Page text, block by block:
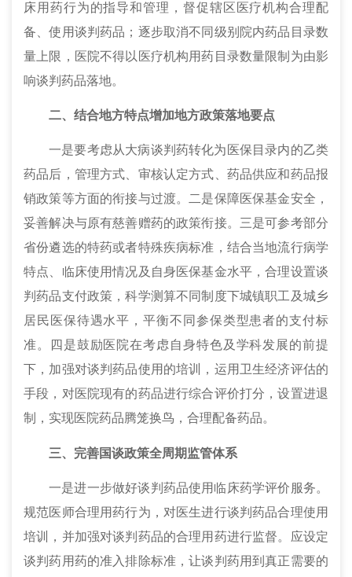
床用药行为的指导和管理，督促辖区医疗机构合理配
备、使用谈判药品；逐步取消不同级别院内药品目录数
量上限，医院不得以医疗机构用药目录数量限制为由影
响谈判药品落地。
二、 结合地方特点增加地方政策落地要点
一是要考虑从大病谈判药转化为医保目录内的乙类
药品后，管理方式、审核认定方式、药品供应和药品报
销政策等方面的衔接与过渡。二是保障医保基金安全，
妥善解决与原有慈善赠药的政策衔接。三是可参考部分
省份遴选的特药或者特殊疾病标准，结合当地流行病学
特点、临床使用情况及自身医保基金水平，合理设置谈
判药品支付政策，科学测算不同制度下城镇职工及城乡
居民医保待遇水平，平衡不同参保类型患者的支付标
准。四是鼓励医院在考虑自身特色及学科发展的前提
下，加强对谈判药品使用的培训，运用卫生经济评估的
手段，对医院现有的药品进行综合评价打分，设置进退
制，实现医院药品腾笼换鸟，合理配备药品。
三、 完善国谈政策全周期监管体系
一是进一步做好谈判药品使用临床药学评价服务。
规范医师合理用药行为，对医生进行谈判药品合理使用
培训，并加强对谈判药品的合理用药进行监督。应设定
谈判药用药的准入排除标准，让谈判药用到真正需要的